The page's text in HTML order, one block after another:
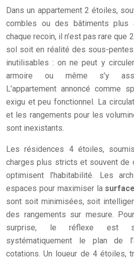
Dans un appartement 2 étoiles,
combles ou des bâtiments plus
chaque recoin, il n’est pas rare que
sol soit en réalité des sous-
inutilisables : on ne peut y
armoire ou même s’y
L’appartement annoncé comme
exigu et peu fonctionnel. La
et les rangements pour les
sont inexistants.
Les résidences 4 étoiles,
charges plus stricts et souvent de
optimisent l’habitabilité. Les
espaces pour maximiser la
sont soit minimisées, soit
des rangements sur mesure.
surprise, le réflexe est
systématiquement le plan de
cotations. Un loueur de 4 étoiles,